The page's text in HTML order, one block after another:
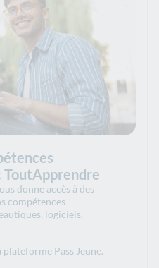
ToutApprendre
donne accès à des
compétences
logiciels,
Pass Jeune.